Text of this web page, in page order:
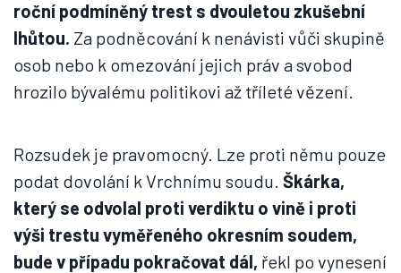
roční podmíněný trest s dvouletou zkušební
lhůtou. Za podněcování k nenávisti vůči skupině
osob nebo k omezování jejich práv a svobod
hrozilo bývalému politikovi až tříleté vězení.
Rozsudek je pravomocný. Lze proti němu pouze
podat dovolání k Vrchnímu soudu. Škárka,
který se odvolal proti verdiktu o vině i proti
výši trestu vyměřeného okresním soudem,
bude v případu pokračovat dál, řekl po vynesení